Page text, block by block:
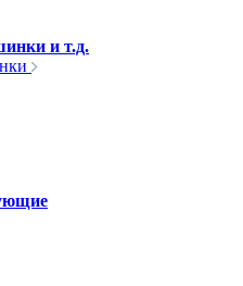
и т.д.